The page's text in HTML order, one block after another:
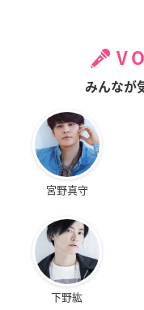
みんなが
宮野真守
下野紘